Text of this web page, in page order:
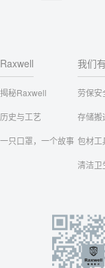
Raxwell
揭秘Raxwell
历史与工艺
一只口罩，一个故事
我们
劳保安
存储搬
包材工
清洁卫